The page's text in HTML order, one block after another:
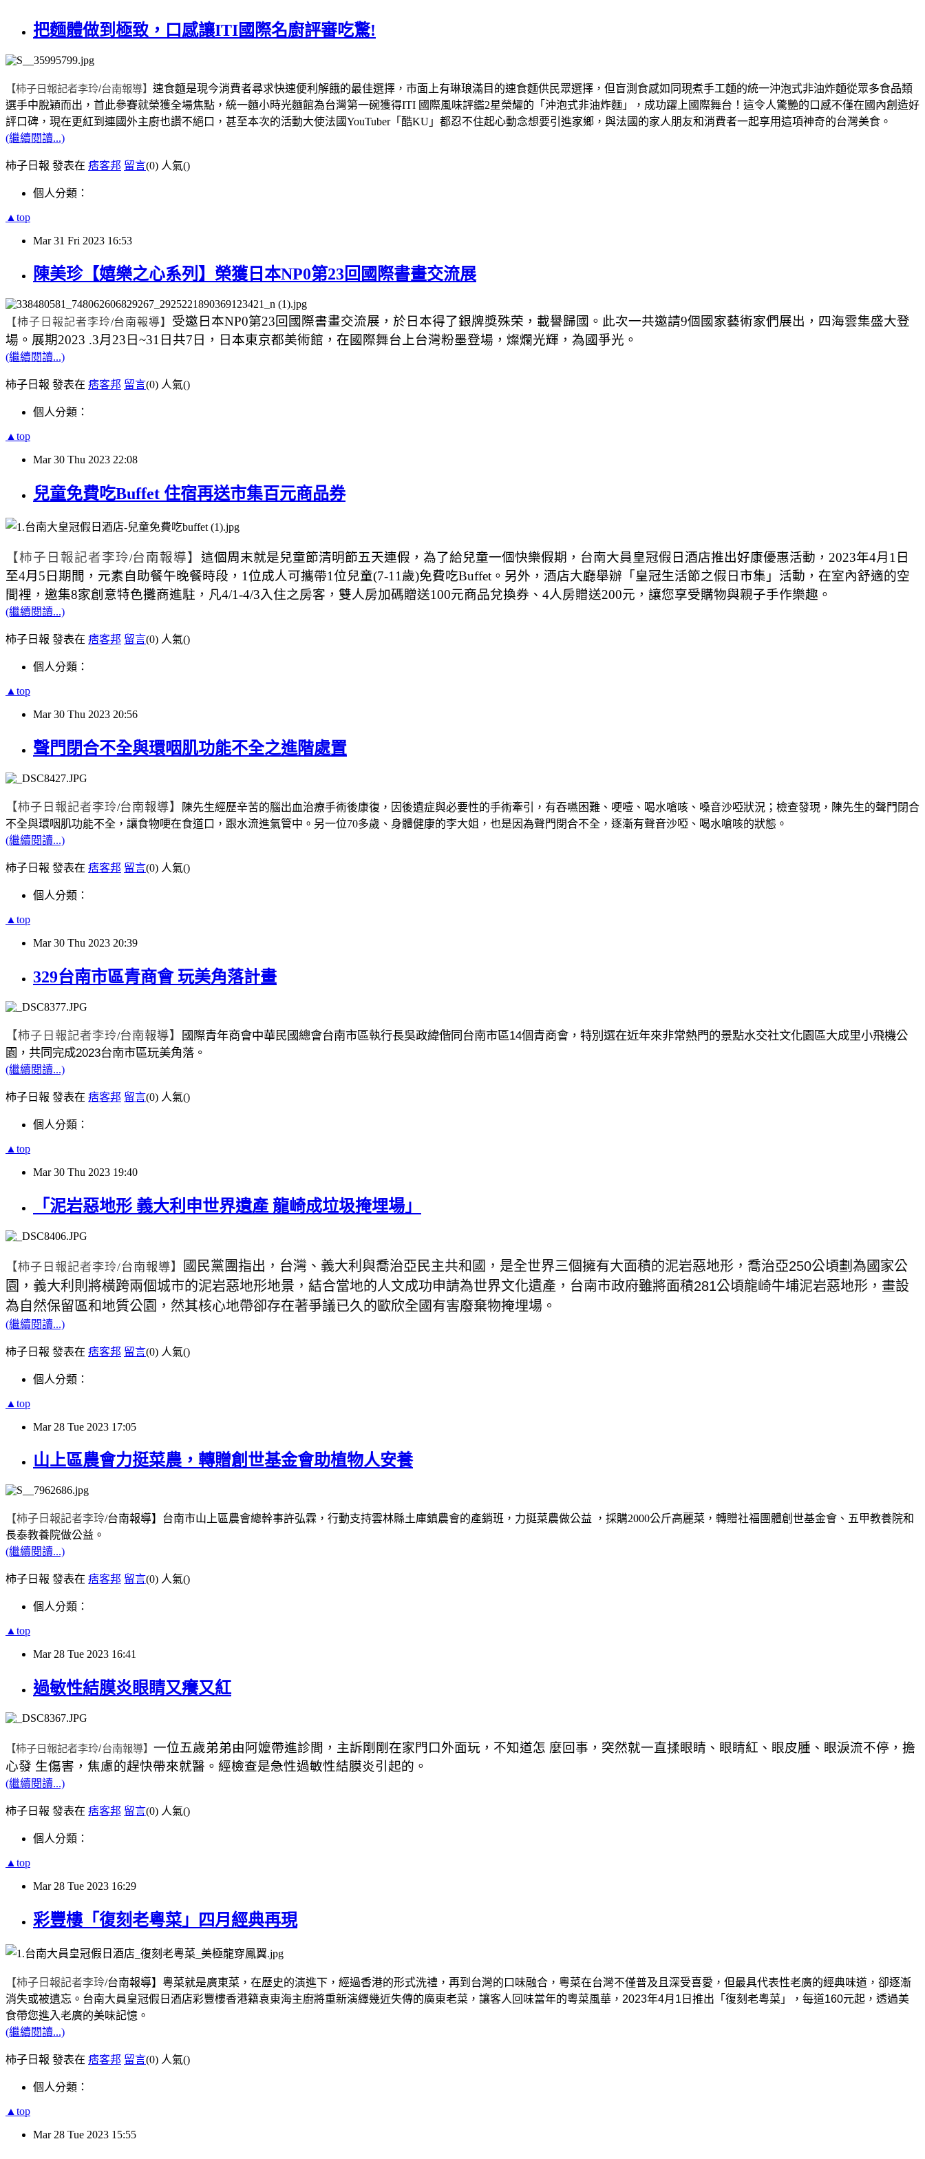
把麵體做到極致，口感讓ITI國際名廚評審吃驚!
【柿子日報記者李玲/台南報導】 速食麵是現今消費者尋求快速便利解餓的最佳選擇，市面上有琳琅滿目的速食麵供民眾選擇，但盲測食感如同現煮手工麵的統一沖泡式非油炸麵從眾多食品類
選手中脫穎而出，首此參賽就榮獲全場焦點，統一麵小時光麵館為台灣第一碗獲得ITI 國際風味評鑑2星榮耀的「沖泡式非油炸麵」，成功躍上國際舞台！這令人驚艷的口感不僅在國內創造好
評口碑，現在更紅到連國外主廚也讚不絕口，甚至本次的活動大使法國YouTuber「酷KU 」都忍不住起心動念想要引進家鄉，與法國的家人朋友和消費者一起享用這項神奇的台灣美食。
(繼續閱讀...)
柿子日報 發表在 痞客邦 留言(0) 人氣()
個人分類：
▲top
Mar 31 Fri 2023 16:53
陳美珍【嬉樂之心系列】榮獲日本NP0第23回國際書畫交流展
【柿子日報記者李玲/台南報導】 受邀日本NP0第23回國際書畫交流展，於日本得了銀牌獎殊荣，載譽歸國。此次一共邀請9個國家藝術家們展出，四海雲集盛大登
場。展期2023 .3月 23 日 ~31 日共7 日，日本東京都美術館，在國際舞台上台灣粉墨登場，燦爛光輝，為國爭光。
(繼續閱讀...)
柿子日報 發表在 痞客邦 留言(0) 人氣()
個人分類：
▲top
Mar 30 Thu 2023 22:08
兒童免費吃Buffet 住宿再送市集百元商品券
【柿子日報記者李玲/台南報導】 這個周末就是兒童節清明節五天連假，為了給兒童一個快樂假期，台南大員皇冠假日酒店推出好康優惠活動， 2023年4月 1 日
至4月 5 日期間，元素自助餐午晚餐時段， 1 位成人可攜帶1 位兒童(7-11 歲)免費吃Buffet 。另外，酒店大廳舉辦「皇冠生活節之假日市集」活動，在室內舒適的空
間裡，邀集8家創意特色攤商進駐，凡4/1-4/3入住之房客，雙人房加碼贈送100元商品兌換券、 4人房贈送200元，讓您享受購物與親子手作樂趣。
(繼續閱讀...)
柿子日報 發表在 痞客邦 留言(0) 人氣()
個人分類：
▲top
Mar 30 Thu 2023 20:56
聲門閉合不全與環咽肌功能不全之進階處置
【柿子日報記者李玲/台南報導】
陳先生經歷辛苦的腦出血治療手術後康復，因後遺症與必要性的手術牽引，有吞嚥困難、哽噎、喝水嗆咳、嗓音沙啞狀況；檢查發現，陳先生的聲門閉合
不全與環咽肌功能不全，讓食物哽在食道口，跟水流進氣管中。另一位70多歲、身體健康的李大姐，也是因為聲門閉合不全，逐漸有聲音沙啞、喝水嗆咳的狀態。
(繼續閱讀...)
柿子日報 發表在 痞客邦 留言(0) 人氣()
個人分類：
▲top
Mar 30 Thu 2023 20:39
329台南市區青商會 玩美角落計畫
【柿子日報記者李玲/台南報導】 國際青年商會中華民國總會台南市區執行長吳政緯偕同台南市區14個青商會，特別選在近年來非常熱門的景點水交社文化園區大成里小飛機公
園，共同完成2023台南市區玩美角落。
(繼續閱讀...)
柿子日報 發表在 痞客邦 留言(0) 人氣()
個人分類：
▲top
Mar 30 Thu 2023 19:40
「泥岩惡地形 義大利申世界遺產 龍崎成垃圾掩埋場」
【柿子日報記者李玲/台南報導】 國民黨團指出，台灣、義大利與喬治亞民主共和國，是全世界三個擁有大面積的泥岩惡地形，喬治亞250公頃劃為國家公
園，義大利則將橫跨兩個城市的泥岩惡地形地景，結合當地的人文成功申請為世界文化遺產，台南市政府雖將面積281公頃龍崎牛埔泥岩惡地形，畫設
為自然保留區和地質公園，然其核心地帶卻存在著爭議已久的歐欣全國有害廢棄物掩埋場。
(繼續閱讀...)
柿子日報 發表在 痞客邦 留言(0) 人氣()
個人分類：
▲top
Mar 28 Tue 2023 17:05
山上區農會力挺菜農，轉贈創世基金會助植物人安養
【柿子日報記者李玲/台南報導】 台南市山上區農會總幹事許弘霖，行動支持雲林縣土庫鎮農會的產銷班，力挺菜農做公益 ，採購2000公斤高麗菜，轉贈社福團體創世基金會、五甲教養院和
長泰教養院做公益。
(繼續閱讀...)
柿子日報 發表在 痞客邦 留言(0) 人氣()
個人分類：
▲top
Mar 28 Tue 2023 16:41
過敏性結膜炎眼睛又癢又紅
【柿子日報記者李玲/台南報導】 一位五歲弟弟由阿嬤帶進診間，主訴剛剛在家門口外面玩，不知道怎 麼回事，突然就一直揉眼睛、眼睛紅、眼皮腫、眼淚流不停，擔
心發 生傷害，焦慮的趕快帶來就醫。經檢查是急性過敏性結膜炎引起的。
(繼續閱讀...)
柿子日報 發表在 痞客邦 留言(0) 人氣()
個人分類：
▲top
Mar 28 Tue 2023 16:29
彩豐樓「復刻老粵菜」四月經典再現
【柿子日報記者李玲/台南報導】 粵菜就是廣東菜，在歷史的演進下，經過香港的形式洗禮，再到台灣的口味融合，粵菜在台灣不僅普及且深受喜愛，但最具代表性老廣的經典味道，卻逐漸
消失或被遺忘。台南大員皇冠假日酒店彩豐樓香港籍袁東海主廚將重新演繹幾近失傳的廣東老菜，讓客人回味當年的粵菜風華， 2023年4月 1 日推出「復刻老粵菜」，每道160元起，透過美
食帶您進入老廣的美味記憶。
(繼續閱讀...)
柿子日報 發表在 痞客邦 留言(0) 人氣()
個人分類：
▲top
Mar 28 Tue 2023 15:55